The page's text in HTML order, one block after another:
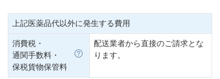
上記医薬品代以外に発生する費用
消費税・
通関手数料・
保税貨物保管料
配送業者から直接のご請求とな
ります。